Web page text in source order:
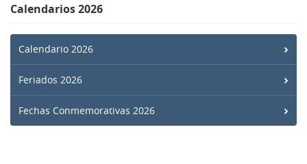
Calendarios 2026
Calendario 2026
Feriados 2026
Fechas Conmemorativas 2026